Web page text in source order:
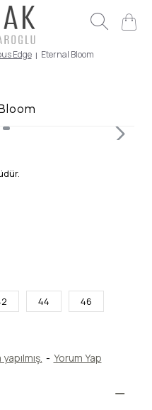
Edge Eternal Bloom
- Yorum Yap
44 46